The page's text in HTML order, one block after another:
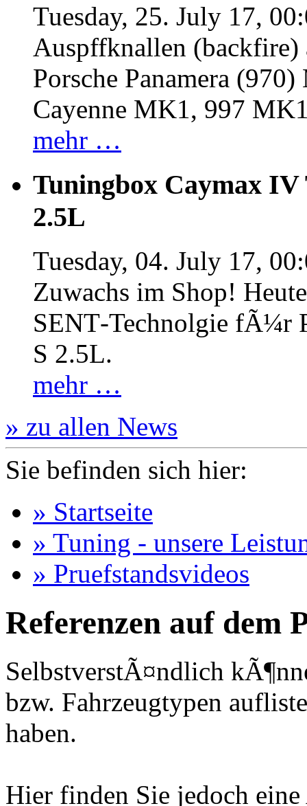
Tuesday, 25. July 17,
Auspffknallen
Porsche Panamera
Cayenne MK1, 997
mehr …
Tuningbox Caymax IV
2.5L
Tuesday, 04. July 17,
Zuwachs im Shop!
SENT‐Technolgie fÃ¼r
S 2.5L.
mehr …
» zu allen News
Sie befinden sich hier:
» Startseite
» Tuning - unsere
» Pruefstandsvideos
Referenzen auf dem
SelbstverstÃ¤ndlich
bzw. Fahrzeugtypen
haben.
Hier finden Sie jedoch